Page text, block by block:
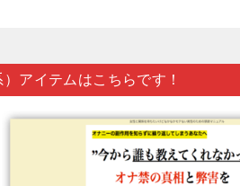
アイテムはこちらです！